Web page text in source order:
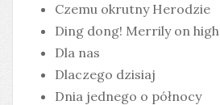
Czemu okrutny Herodzie
Ding dong! Merrily on high
Dla nas
Dlaczego dzisiaj
Dnia jednego o północy